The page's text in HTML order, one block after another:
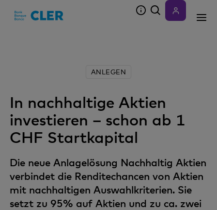
ANLEGEN
In nachhaltige Aktien
investieren – schon ab 1
CHF Startkapital
Die neue Anlagelösung Nachhaltig Aktien
verbindet die Renditechancen von Aktien
mit nachhaltigen Auswahlkriterien. Sie
setzt zu 95% auf Aktien und zu ca. zwei